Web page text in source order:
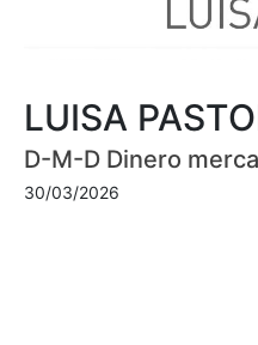
LUISA
D-M-D Dinero
30/03/2026